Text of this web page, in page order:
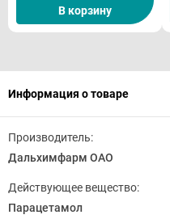
В корзину
Информация о товаре
Производитель:
Дальхимфарм ОАО
Действующее вещество:
Парацетамол